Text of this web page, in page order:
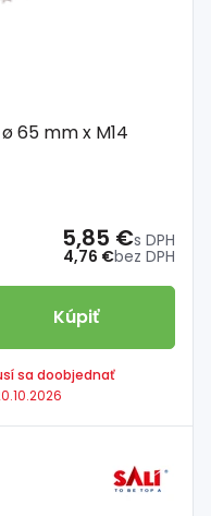
65 mm x M14
4,76 €bez DPH
5,85 €s DPH
Kúpiť
sa doobjednať